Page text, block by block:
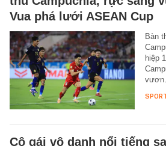
Vua phá lưới ASEAN Cup
Bàn
hiệp
Cô gái vô danh nổi tiếng